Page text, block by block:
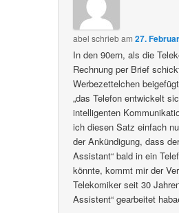
abel schriebam27.
In den 90ern, als die
Rechnung per Brief
Werbezettelchen
„das Telefon entwickelt
intelligenten
ich diesen Satz einfach
der Ankündigung, dass
Assistant“ bald in ein
könnte, kommt mir der
Telekomiker seit 30
Assistent“ gearbeitet